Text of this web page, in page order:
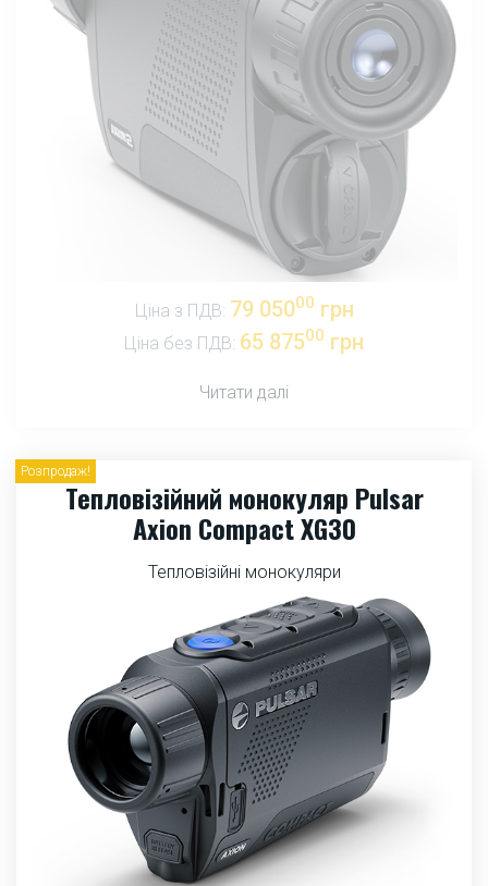
Ціна з ПДВ: 79 05000 грн
Ціна без ПДВ: 65 87500 грн
Читати далі
Розпродаж!
Тепловізійний монокуляр Pulsar
Axion Compact XG30
Тепловізійні монокуляри